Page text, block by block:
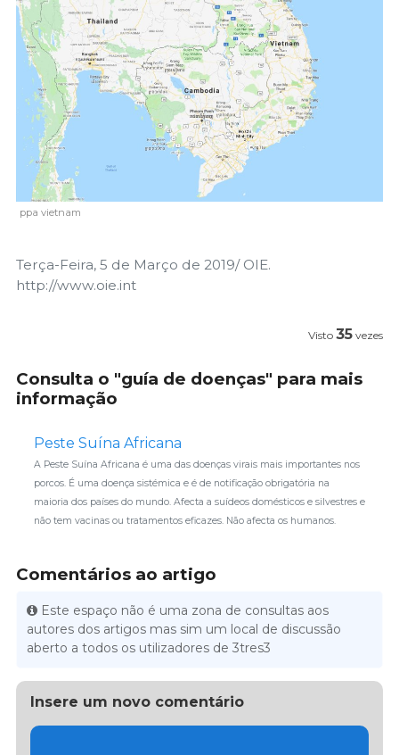
ppa vietnam
Terça-Feira, 5 de Março de 2019/ OIE.
http://www.oie.int
Visto 35 vezes
Consulta o "guía de doenças" para mais
informação
Peste Suína Africana
A Peste Suína Africana é uma das doenças virais mais importantes nos
porcos. É uma doença sistémica e é de notificação obrigatória na
maioria dos países do mundo. Afecta a suídeos domésticos e silvestres e
não tem vacinas ou tratamentos eficazes. Não afecta os humanos.
Comentários ao artigo
Este espaço não é uma zona de consultas aos
autores dos artigos mas sim um local de discussão
aberto a todos os utilizadores de 3tres3
Insere um novo comentário